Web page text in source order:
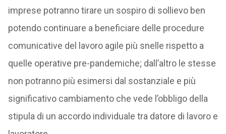
imprese potranno tirare un sospiro di sollievo ben
potendo continuare a beneficiare delle procedure
comunicative del lavoro agile più snelle rispetto a
quelle operative pre-pandemiche; dall’altro le stesse
non potranno più esimersi dal sostanziale e più
significativo cambiamento che vede l’obbligo della
stipula di un accordo individuale tra datore di lavoro e